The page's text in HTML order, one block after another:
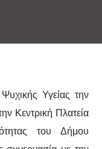
Υγείας την
Κεντρική Πλατεία
του Δήμου